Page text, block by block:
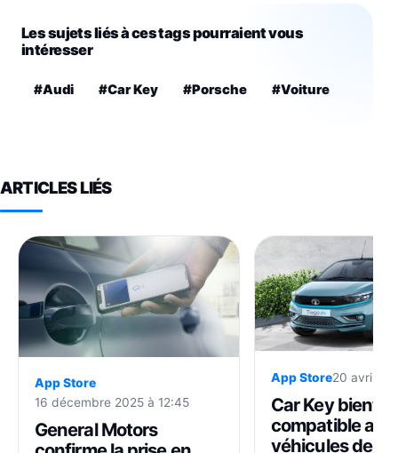
Les sujets liés à ces tags pourraient vous
intéresser
#Audi #Car Key #Porsche #Voiture
ARTICLES LIÉS
App Store
16 décembre 2025 à 12:45
General Motors
App Store20 avril
Car Key bientôt
compatible
véhicules de